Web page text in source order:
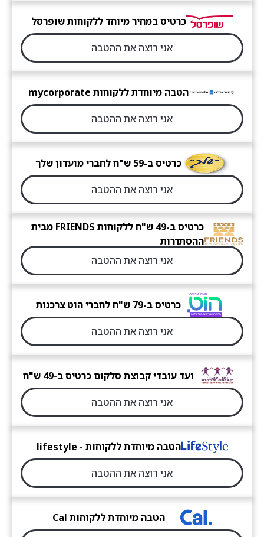
כרטיס במחיר מיוחד ללקוחות שופרסל
אני רוצה את ההטבה
הטבה מיוחדת ללקוחות mycorporate
אני רוצה את ההטבה
כרטיס ב-59 ש"ח לחברי מועדון שלך
אני רוצה את ההטבה
כרטיס ב-49 ש"ח ללקוחות FRIENDS מבית
ההסתדרות
אני רוצה את ההטבה
כרטיס ב-79 ש"ח לחברי הוט צרכנות
אני רוצה את ההטבה
ועד עובדי קבוצת סלקום כרטיס ב-49 ש"ח
אני רוצה את ההטבה
הטבה מיוחדת ללקוחות - lifestyle
אני רוצה את ההטבה
הטבה מיוחדת ללקוחות Cal